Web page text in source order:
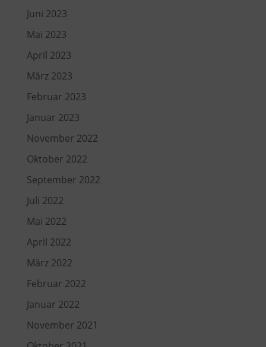
Juni 2023
Mai 2023
April 2023
März 2023
Februar 2023
Januar 2023
November 2022
Oktober 2022
September 2022
Juli 2022
Mai 2022
April 2022
März 2022
Februar 2022
Januar 2022
November 2021